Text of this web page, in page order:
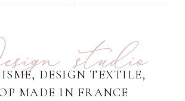
studio
DESIGN TEXTILE,
MADE IN FRANCE